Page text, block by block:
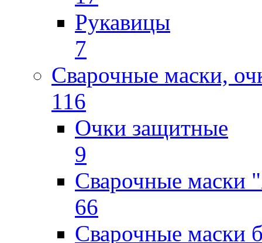
Рукавицы
7
Сварочные маски,
116
Очки защитные
9
Сварочные маски
66
Сварочные маски